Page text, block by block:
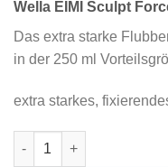
Wella EIMI Sculpt
Das extra starke
in der 250 ml
extra starkes,
SCULPT FORCE XXl